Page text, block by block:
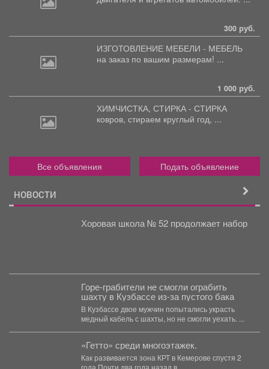
300 руб.
ИЗГОТОВЛЕНИЕ МЕБЕЛИ - МЕБЕЛЬ
на заказ по вашим размерам! ...
1 000 руб.
ХИМЧИСТКА, СТИРКА - СТИРКА
ковров, стираем круглый год, ...
Все объявления Подать объявление
НОВОСТИ
Хоровая школа № 52 продолжает набор
Горе-грабители не смогли ограбить
шахту в Кузбассе из-за пустого бака
В Кузбассе двое мужчин попытались украсть
медный кабель с шахты, но не смогли уехать. ...
«Гетто» среди многоэтажек.
Как развивается зона КРТ в Кемерове спустя 2